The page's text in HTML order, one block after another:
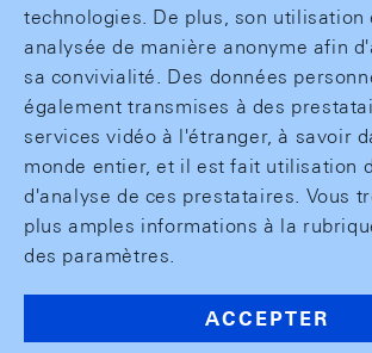
technologies. De plus, son utilisation
analysée de manière anonyme afin
sa convivialité. Des données
également transmises à des
services vidéo à l'étranger, à savoir
monde entier, et il est fait utilisation
d'analyse de ces prestataires. Vous
plus amples informations à la
des paramètres.
ACCEPTER